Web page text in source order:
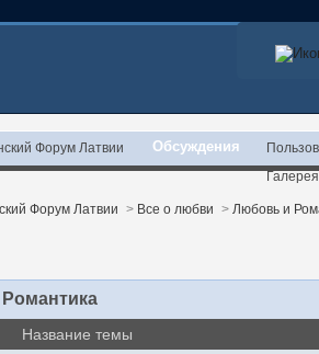
Форум Латвии Обсуждения
Галерея
Форум Латвии > Все о любви > Любовь и
Название темы